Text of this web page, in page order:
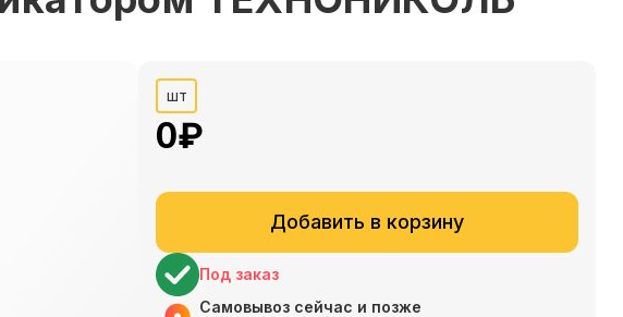
шт
0₽
Добавить в корзину
Под заказ
Самовывоз сейчас и позже